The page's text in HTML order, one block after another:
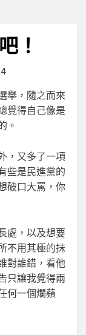
！
舉，隨之而來
覺得自己像是
。
，又多了一項
些是民進黨的
破口大罵，你
處，以及想要
不用其極的抹
對誰錯，看他
只讓我覺得兩
何一個爛蘋